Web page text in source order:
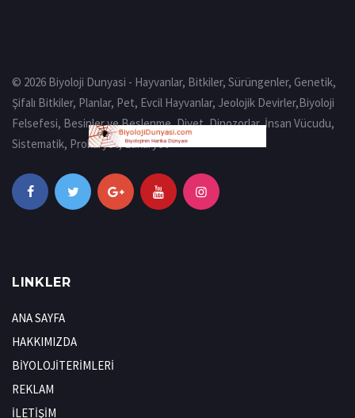
© 2026 Biyoloji Dunyasi - Hayvanlar, Bitkiler, Sürüngenler, Genetik,
Şifalı Bitkiler, Planlar, Pet, Evcil Hayvanlar, Jeolojik Devirler,Biyoloji
Felsefesi, Besinler ve Beslenme, Diyet, Dinozorlar, İnsan Vücudu,
Sistematik, Prokaryot, Eukaryot
LINKLER
ANA SAYFA
HAKKIMIZDA
BİYOLOJİTERİMLERİ
REKLAM
İLETİŞİM